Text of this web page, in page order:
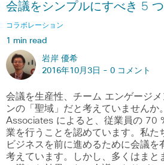
会議をシンプルにすべき 5
コラボレーション
1 min read
岩岸 優希
2016年10月3日 - 0 コメント
会議を生産性、チーム エンゲージ
ンの「聖域」だと考えていませんか
Associates によると、従業員の 70
業を行うことを認めています。私た
ビジネスを前に進めるために会議を
考えています。しかし、多くはまと